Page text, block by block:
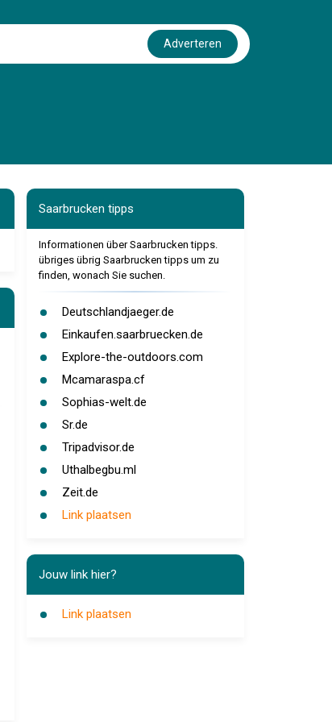
Adverteren
Saarbrucken tipps
Informationen über Saarbrucken tipps.
übriges übrig Saarbrucken tipps um zu
finden, wonach Sie suchen.
Deutschlandjaeger.de
Einkaufen.saarbruecken.de
Explore-the-outdoors.com
Mcamaraspa.cf
Sophias-welt.de
Sr.de
Tripadvisor.de
Uthalbegbu.ml
Zeit.de
Link plaatsen
Jouw link hier?
Link plaatsen